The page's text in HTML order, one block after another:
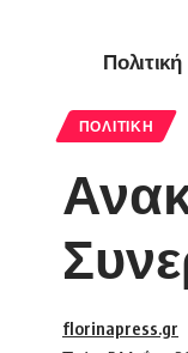
Πολιτική
ΠΟΛΙΤΙΚΉ
florinapress.gr